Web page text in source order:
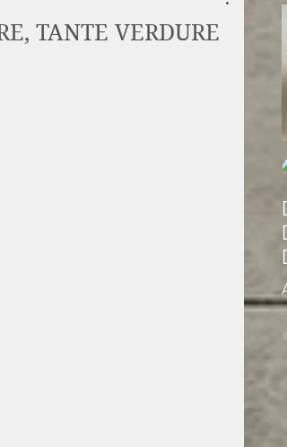
TANTE VERDURE